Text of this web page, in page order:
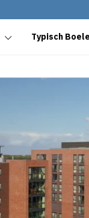
Typisch Boele